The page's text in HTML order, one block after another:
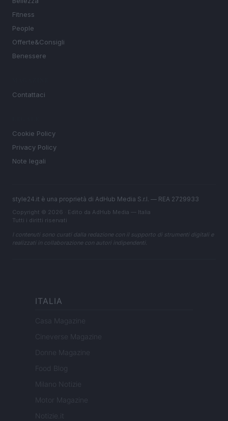
Fitness
People
Offerte&Consigli
Benessere
Contattaci
Cookie Policy
Privacy Policy
Note legali
style24.it è una proprietà di AdHub Media S.r.l. — REA 2729933
Copyright © 2026 · Edito da AdHub Media — Italia
Tutti i diritti riservati
I contenuti sono curati dalla redazione con il supporto di strumenti digitali e
realizzati in collaborazione con autori indipendenti.
ITALIA
Casa Magazine
Cineverse Magazine
Donne Magazine
Food Blog
Milano Notizie
Motor Magazine
Notizie.it